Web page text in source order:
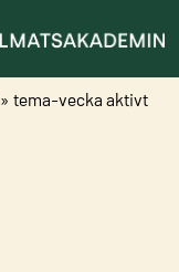
»tema-vecka aktivt